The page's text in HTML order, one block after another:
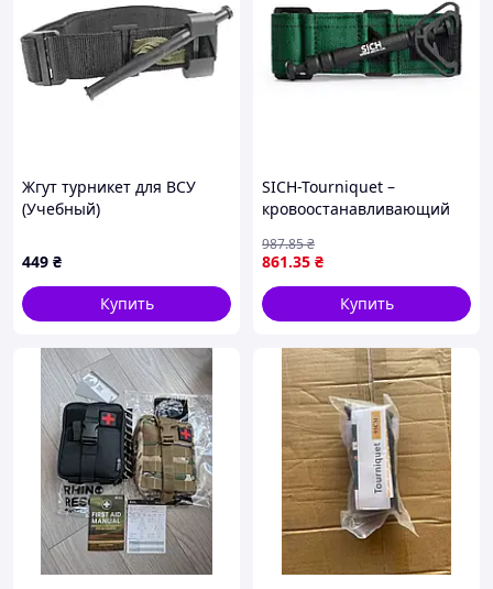
Ни одного лишнего миллиметра.
Оптимальный размер платформы и воротка,
выбранный в результате многочисленных
тестов в экстремальных условиях.
Максимальная площадь и сила перекрытия
ЛЕНТА ДЛЯ ОБОЗНАЧЕНИЙ
Специальное серое напыление позволяет
делать обозначения даже при отсутствии
маркера, пользуясь любым острым
предметом (патрон, гвоздь и т.д. …)
Жгут турникет для ВСУ
(Учебный)
449 ₴
Купить
SICH-Tourniquet –
кровоостанавливающий
зеленый
861.35 ₴
987.85₴
Купить